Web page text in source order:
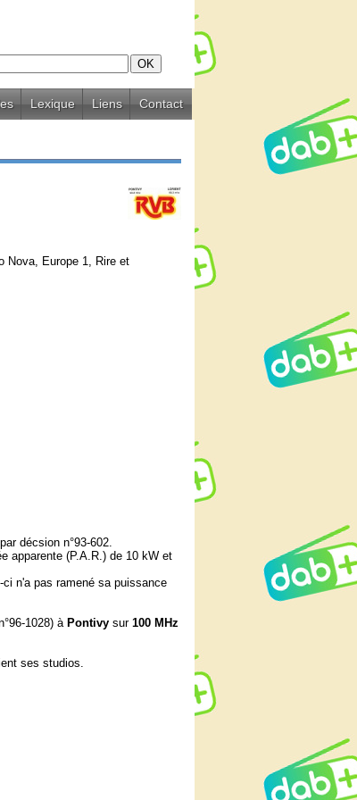
Lexique Liens Contact
Nova, Europe 1, Rire et
décsion n°93-602.
apparente (P.A.R.) de 10 kW et
n'a pas ramené sa puissance
1028) à Pontivy sur 100 MHz
ses studios.